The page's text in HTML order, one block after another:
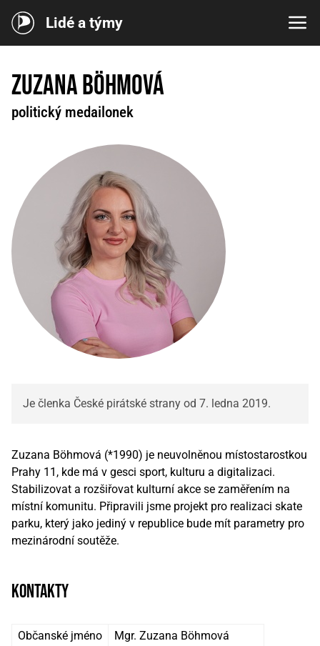
Lidé a týmy
Zuzana Böhmová
politický medailonek
Je členka České pirátské strany od 7. ledna 2019.
Zuzana Böhmová (*1990) je neuvolněnou místostarostkou
Prahy 11, kde má v gesci sport, kulturu a digitalizaci.
Stabilizovat a rozšiřovat kulturní akce se zaměřením na
místní komunitu. Připravili jsme projekt pro realizaci skate
parku, který jako jediný v republice bude mít parametry pro
mezinárodní soutěže.
kontakty
Občanské jméno
Mgr. Zuzana Böhmová